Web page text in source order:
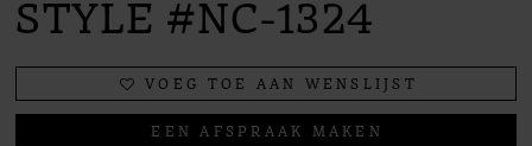
STYLE #NC-1324
VOEG TOE AAN WENSLIJST
EEN AFSPRAAK MAKEN